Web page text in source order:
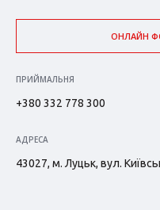
ОНЛАЙН
ПРИЙМАЛЬНЯ
+380 332 778 300
АДРЕСА
43027, м. Луцьк, вул.